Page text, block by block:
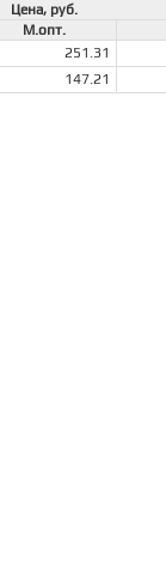
Цена, руб.
М.опт.
251.31
147.21